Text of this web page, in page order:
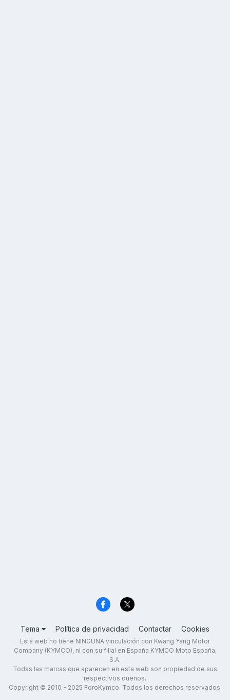
Tema Política de privacidad Contactar Cookies
Esta web no tiene NINGUNA vinculación con Kwang Yang Motor
Company (KYMCO), ni con su filial en España KYMCO Moto España,
S.A.
Todas las marcas que aparecen en esta web son propiedad de sus
respectivos dueños.
Copyright © 2010 - 2025 ForoKymco. Todos los derechos reservados.